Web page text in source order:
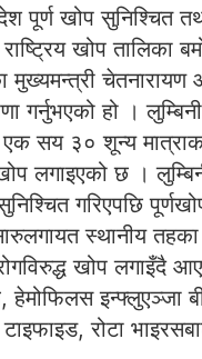
खोप सुनिश्चित
खोप तालिका
मुख्यमन्त्री
गर्नुभएको हो ।
सय ३० शून्य
लगाइएको छ ।
गरिएपछि
स्थानीय
खोप लगाइँदै
इन्फ्लुएञ्जा
रोटा